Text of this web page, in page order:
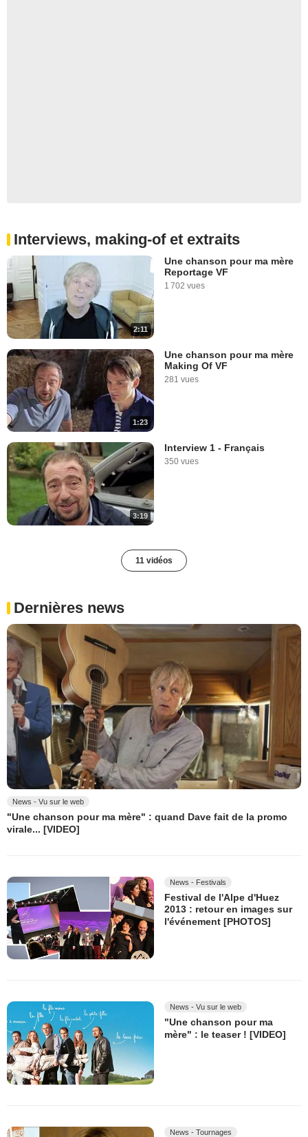
Interviews, making-of et extraits
2:11
Une chanson pour ma mère
Reportage VF
1 702 vues
1:23
Une chanson pour ma mère
Making Of VF
281 vues
3:19
Interview 1 - Français
350 vues
11 vidéos
Dernières news
News - Vu sur le web
"Une chanson pour ma mère" : quand Dave fait de la promo
virale... [VIDEO]
News - Festivals
Festival de l'Alpe d'Huez
2013 : retour en images sur
l'événement [PHOTOS]
News - Vu sur le web
"Une chanson pour ma
mère" : le teaser ! [VIDEO]
News - Tournages